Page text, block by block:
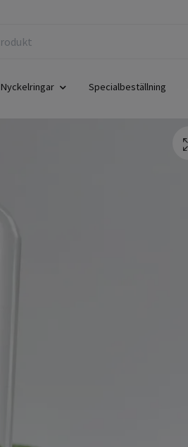
Nyckelringar Specialbeställning